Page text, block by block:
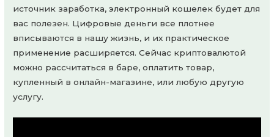
источник заработка, электронный кошелек будет для
вас полезен. Цифровые деньги все плотнее
вписываются в нашу жизнь, и их практическое
применение расширяется. Сейчас криптовалютой
можно рассчитаться в баре, оплатить товар,
купленный в онлайн-магазине, или любую другую
услугу.